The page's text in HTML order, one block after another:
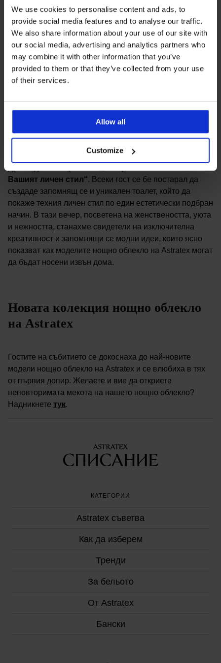
We use cookies to personalise content and ads, to
provide social media features and to analyse our traffic.
We also share information about your use of our site with
our social media, advertising and analytics partners who
may combine it with other information that you’ve
provided to them or that they’ve collected from your use
of their services.
Allow all
Customize
още по-специална. Гостите имаха възможност да
създадат свой собствен аромат за възглавница,
вдъхновяващ дълбок и качествен сън. Освен това те
успяха да се научат как да персонализират своите
халати с красива и стилна бордерия, а кулминацията
на вечерта бе ефектният, изящен и изключително
вкусен десерт, приготвен на живо пред гостите от
Тоалети, "грабващи" окото
Вашият личен стил“. Всеки гост се бе постарал да
създаде запомнящ се и уникален тоалет, който да
покаже техния личен стил по един естетически подбран
начин. В тази вечер, посветена на женствеността, уюта
и нежността, станахме свидетели на изключителна
креативност и запомнящи се модни идеи, които ясно
показват как моделите нощно облекло на Astratex могат
да бъдат носени извън дома.
Новата колекция нощно облекло
на Astratex
Гостите на събитието се докоснаха до най-новите
модели нощно облекло на Astratex и се влюбиха в тях
от първия допир. Желаете и вие да откриете
неповторимата мекота на нашето нощно облекло?
Надникнете тук.
КАТЕГОРИИ
Astratex съветвa
Как да изберем
Тренди
За бельото
От Astratex
Бански